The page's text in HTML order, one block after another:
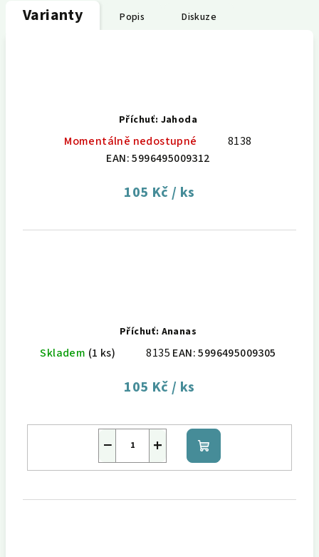
Varianty Popis Diskuze
Příchuť: Jahoda
Momentálně nedostupné
8138
EAN: 5996495009312
105 Kč/ ks
Příchuť: Ananas
Skladem (1 ks) 8135 EAN: 5996495009305
105 Kč/ ks
+
− Do
košíku